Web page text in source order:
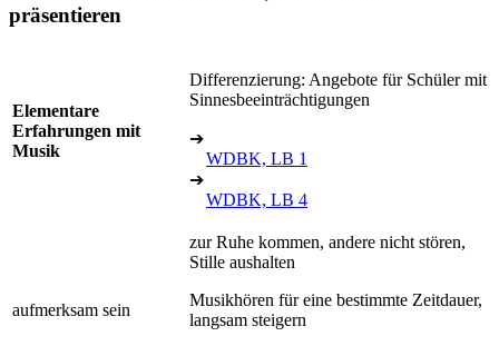
präsentieren
Elementare
Erfahrungen mit
Musik
Differenzierung: Angebote für Schüler mit
Sinnesbeeinträchtigungen
➔
WDBK, LB 1
➔
WDBK, LB 4
aufmerksam sein
zur Ruhe kommen, andere nicht stören,
Stille aushalten
Musikhören für eine bestimmte Zeitdauer,
langsam steigern